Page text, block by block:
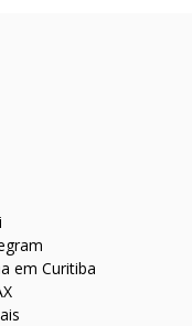
em Curitiba